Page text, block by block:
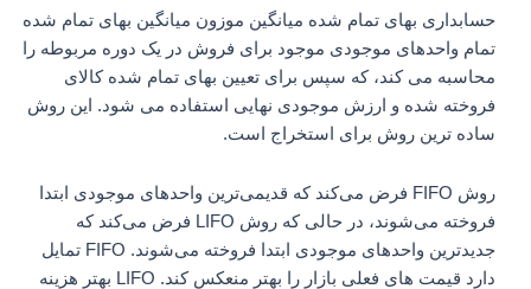
حسابداری بهای تمام شده میانگین موزون میانگین بهای تمام شده
تمام واحدهای موجودی موجود برای فروش در یک دوره مربوطه را
محاسبه می کند، که سپس برای تعیین بهای تمام شده کالای
فروخته شده و ارزش موجودی نهایی استفاده می شود. این روش
ساده ترین روش برای استخراج است.
روش FIFO فرض می‌کند که قدیمی‌ترین واحدهای موجودی ابتدا
فروخته می‌شوند، در حالی که روش LIFO فرض می‌کند که
جدیدترین واحدهای موجودی ابتدا فروخته می‌شوند. FIFO تمایل
دارد قیمت های فعلی بازار را بهتر منعکس کند. LIFO بهتر هزینه